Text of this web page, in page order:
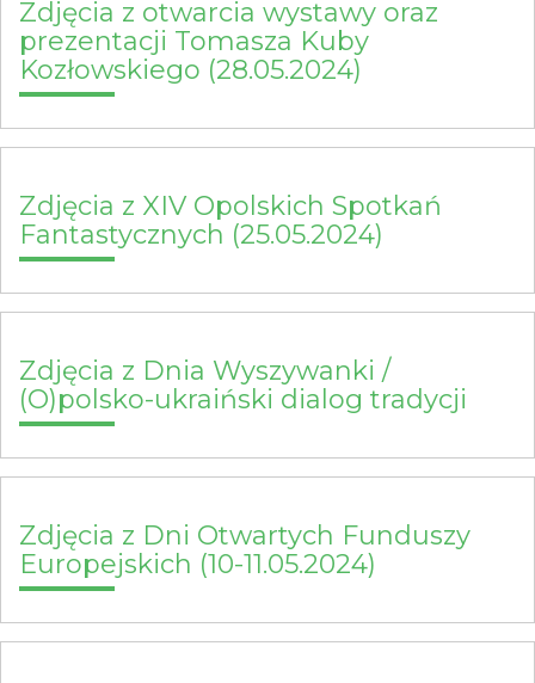
Zdjęcia z otwarcia wystawy oraz
prezentacji Tomasza Kuby
Kozłowskiego (28.05.2024)
Zdjęcia z XIV Opolskich Spotkań
Fantastycznych (25.05.2024)
Zdjęcia z Dnia Wyszywanki /
(O)polsko-ukraiński dialog tradycji
Zdjęcia z Dni Otwartych Funduszy
Europejskich (10-11.05.2024)